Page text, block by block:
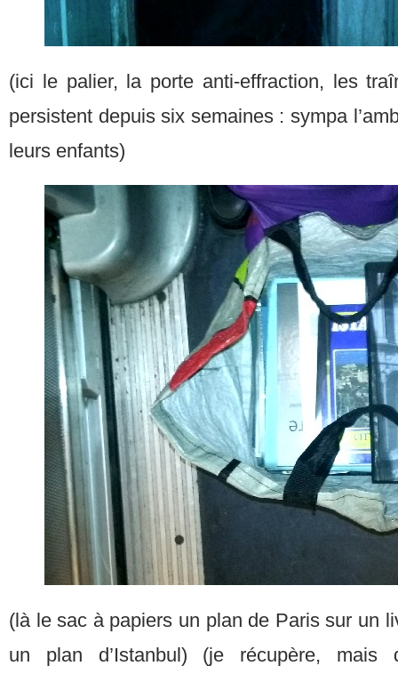
(ici le palier, la porte anti-effraction, les
persistent depuis six semaines : sympa
leurs enfants)
(là le sac à papiers un plan de Paris sur un
un plan d’Istanbul) (je récupère, mais